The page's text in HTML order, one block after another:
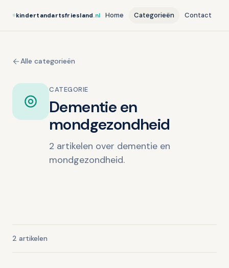
kindertandartsfriesland.nl Home Categorieën Contact
Alle categorieën
CATEGORIE
Dementie en
mondgezondheid
2 artikelen over dementie en
mondgezondheid.
2 artikelen